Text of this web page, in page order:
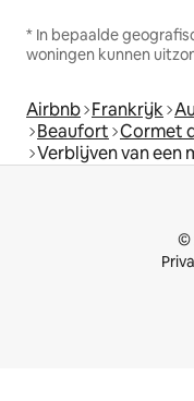
* In bepaalde
woningen kunnen
Airbnb Frankrijk
Beaufort Cormet
Verblijven van een
©